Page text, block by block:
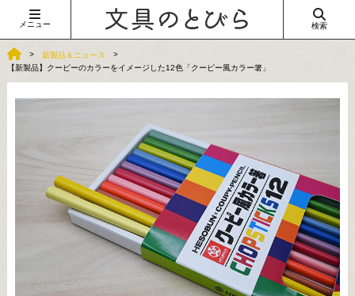
メニュー 検索
新製品＆ニュース
【新製品】クーピーのカラーをイメージした12色「クーピー風カラー箸」